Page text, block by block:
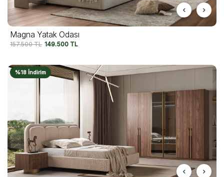
Magna Yatak Odası
157.500TL 149.500 TL
%18 İndirim